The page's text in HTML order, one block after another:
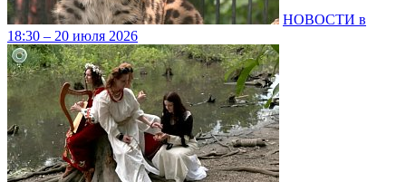
НОВОСТИ в
18:30 – 20 июля 2026